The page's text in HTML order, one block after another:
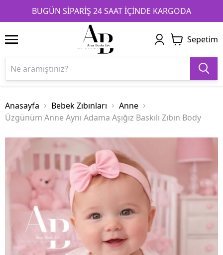
BUGÜN SİPARİŞ 24 SAAT İÇİNDE KARGODA
1 2 3
Sepetim
Anasayfa Bebek Zıbınları
Anne
Üzgünüm Anne Aynı Adama Aşığız Baskılı Zıbın Body